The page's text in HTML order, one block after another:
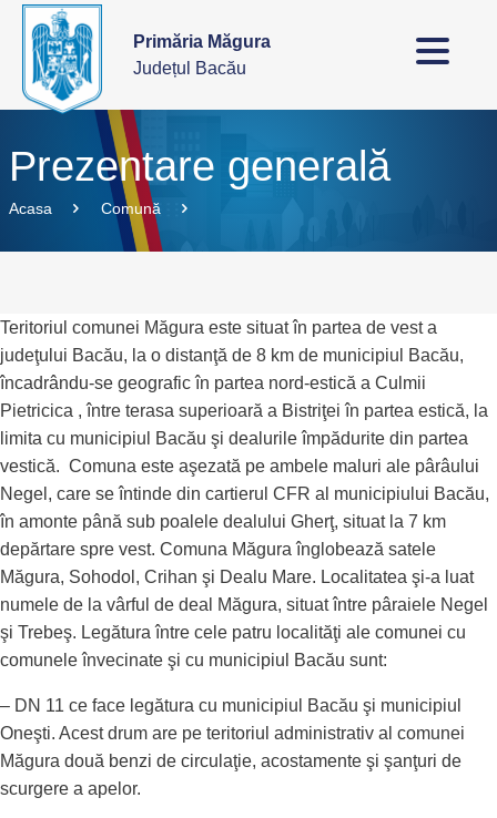
Primăria Măgura
Județul Bacău
Prezentare generală
Acasa Comună
Teritoriul comunei Măgura este situat în partea de vest a
judeţului Bacău, la o distanţă de 8 km de municipiul Bacău,
încadrându-se geografic în partea nord-estică a Culmii
Pietricica , între terasa superioară a Bistriţei în partea estică, la
limita cu municipiul Bacău şi dealurile împădurite din partea
vestică. Comuna este aşezată pe ambele maluri ale pârâului
Negel, care se întinde din cartierul CFR al municipiului Bacău,
în amonte până sub poalele dealului Gherţ, situat la 7 km
depărtare spre vest. Comuna Măgura înglobează satele
Măgura, Sohodol, Crihan şi Dealu Mare. Localitatea şi-a luat
numele de la vârful de deal Măgura, situat între pâraiele Negel
şi Trebeş. Legătura între cele patru localităţi ale comunei cu
comunele învecinate şi cu municipiul Bacău sunt:
– DN 11 ce face legătura cu municipiul Bacău şi municipiul
Oneşti. Acest drum are pe teritoriul administrativ al comunei
Măgura două benzi de circulaţie, acostamente şi şanţuri de
scurgere a apelor.